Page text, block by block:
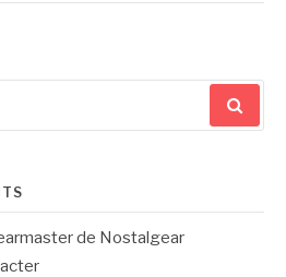
de Nostalgear